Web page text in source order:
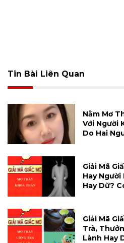
Tin Bài Liên Quan
Nằm Mơ
Với Người
Do Hai
Giải Mã
Hay
Hay Dữ?
Giải Mã
Trà,
Lành Hay